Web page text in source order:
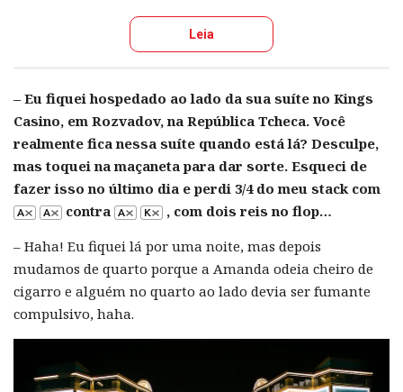
Leia
– Eu fiquei hospedado ao lado da sua suíte no Kings
Casino, em Rozvadov, na República Tcheca. Você
realmente fica nessa suíte quando está lá? Desculpe,
mas toquei na maçaneta para dar sorte. Esqueci de
fazer isso no último dia e perdi 3/4 do meu stack com
contra
, com dois reis no flop…
– Haha! Eu fiquei lá por uma noite, mas depois
mudamos de quarto porque a Amanda odeia cheiro de
cigarro e alguém no quarto ao lado devia ser fumante
compulsivo, haha.